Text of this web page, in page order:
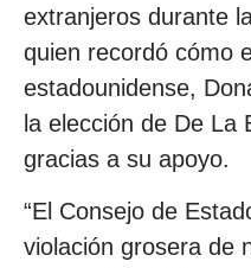
extranjeros durante
quien recordó cómo
estadounidense,
la elección de De La
gracias a su apoyo.
“El Consejo de
violación grosera de